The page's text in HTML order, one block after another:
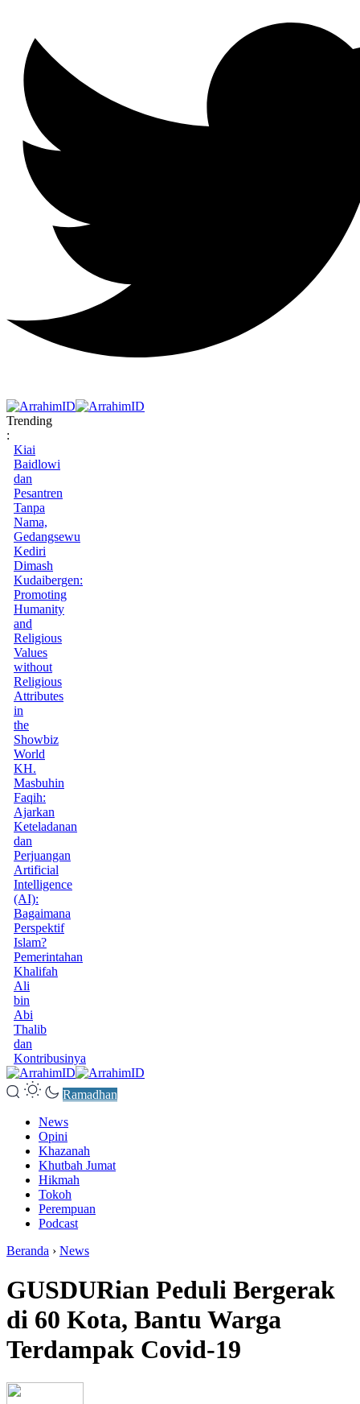
Trending
:
Kiai
Baidlowi
dan
Pesantren
Tanpa
Nama,
Gedangsewu
Kediri
Dimash
Kudaibergen:
Promoting
Humanity
and
Religious
Values
without
Religious
Attributes
in
the
Showbiz
World
KH.
Masbuhin
Faqih:
Ajarkan
Keteladanan
dan
Perjuangan
Artificial
Intelligence
(AI):
Bagaimana
Perspektif
Islam?
Pemerintahan
Khalifah
Ali
bin
Abi
Thalib
dan
Kontribusinya
Ramadhan
News
Opini
Khazanah
Khutbah Jumat
Hikmah
Tokoh
Perempuan
Podcast
Beranda › News
GUSDURian Peduli Bergerak
di 60 Kota, Bantu Warga
Terdampak Covid-19